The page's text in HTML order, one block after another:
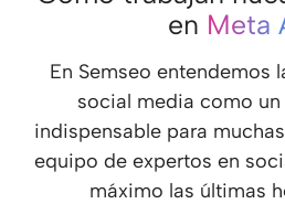
en Meta
En Semseo entendemos
social media como
indispensable para
equipo de expertos en
máximo las últimas